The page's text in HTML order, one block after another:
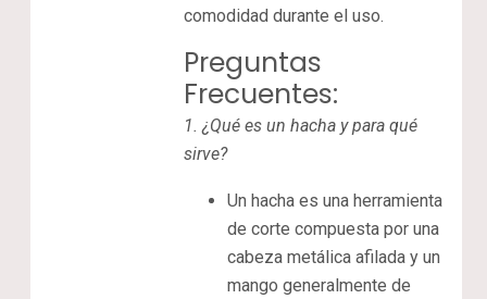
comodidad durante el uso.
Preguntas
Frecuentes:
1.¿Qué es un hacha y para qué
sirve?
Un hacha es una herramienta
de corte compuesta por una
cabeza metálica afilada y un
mango generalmente de